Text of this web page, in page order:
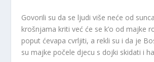
Govorili su da se ljudi više neće od
krošnjama kriti već će se k’o od majke
poput ćevapa cvrljiti, a rekli su i da je
su majke počele djecu s dojki skidati i